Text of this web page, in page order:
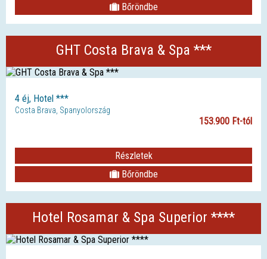
Bőröndbe
GHT Costa Brava & Spa ***
4 éj, Hotel ***
Costa Brava, Spanyolország
153.900 Ft-tól
Részletek
Bőröndbe
Hotel Rosamar & Spa Superior ****